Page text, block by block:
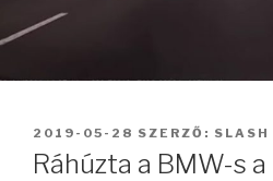
BEKÜLDVE:
2019-05-28 SZERZŐ: SLASH
Ráhúzta a BMW-s